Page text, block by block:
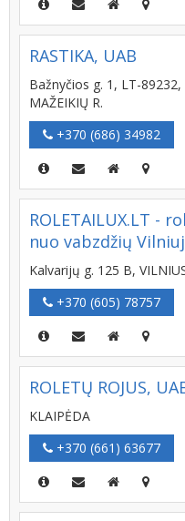
RASTIKA, UAB
Bažnyčios g. 1, LT-89232,
MAŽEIKIŲ R.
+370 (686) 34982
ROLETAILUX.LT -
nuo vabzdžių
Kalvarijų g. 125 B,
+370 (605) 78757
ROLETŲ ROJUS,
KLAIPĖDA
+370 (661) 63677